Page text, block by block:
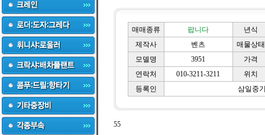
매매종류 팝니다
년식
제작사
벤츠
매물상태
모델명
3951
가격
연락처
010-3211-3211
위치
등록인
삼일중
55